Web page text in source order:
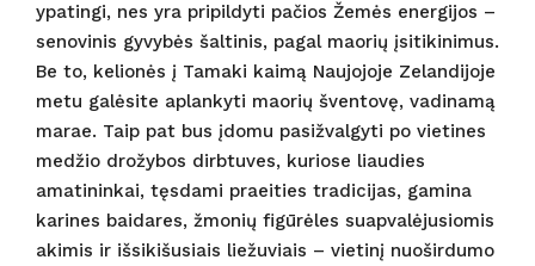
ypatingi, nes yra pripildyti pačios Žemės energijos –
senovinis gyvybės šaltinis, pagal maorių įsitikinimus.
Be to, kelionės į Tamaki kaimą Naujojoje Zelandijoje
metu galėsite aplankyti maorių šventovę, vadinamą
marae. Taip pat bus įdomu pasižvalgyti po vietines
medžio drožybos dirbtuves, kuriose liaudies
amatininkai, tęsdami praeities tradicijas, gamina
karines baidares, žmonių figūrėles suapvalėjusiomis
akimis ir išsikišusiais liežuviais – vietinį nuoširdumo